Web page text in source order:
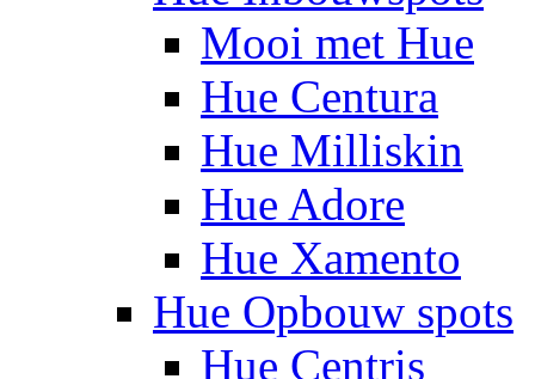
Mooi met Hue
Hue Centura
Hue Milliskin
Hue Adore
Hue Xamento
Hue Opbouw spots
Hue Centris